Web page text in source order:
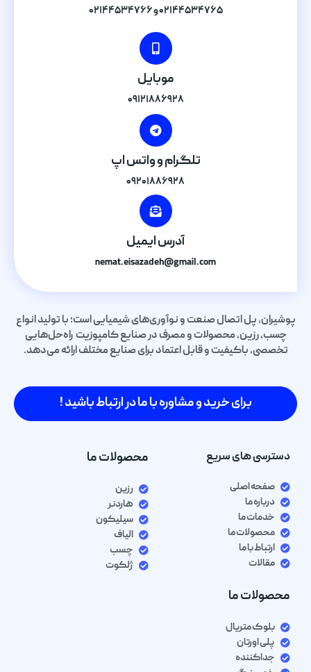
۰۲۱۴۴۵۳۴۷۶۵ و ۰۲۱۴۴۵۳۴۷۶۶
موبایل
۰۹۱۲۱۸۸۶۹۲۸
تلگرام و واتس اپ
۰۹۲۰۱۸۸۶۹۲۸
آدرس ایمیل
nemat.eisazadeh@gmail.com
پوشیران، پل اتصال صنعت و نوآوری‌های شیمیایی است؛ با تولید انواع
چسب، رزین، محصولات و مصرف در صنایع کامپوزیت راه‌حل‌هایی
تخصصی، باکیفیت و قابل اعتماد برای صنایع مختلف ارائه می‌دهد.
برای خرید و مشاوره با ما در ارتباط باشید !
دسترسی های سریع
صفحه اصلی
درباره ما
خدمات ما
محصولات ما
ارتباط با ما
مقالات
محصولات ما
رزین
هاردنر
سیلیکون
الیاف
چسب
ژلکوت
محصولات ما
بلوک متریال
پلی اورتان
جداکننده